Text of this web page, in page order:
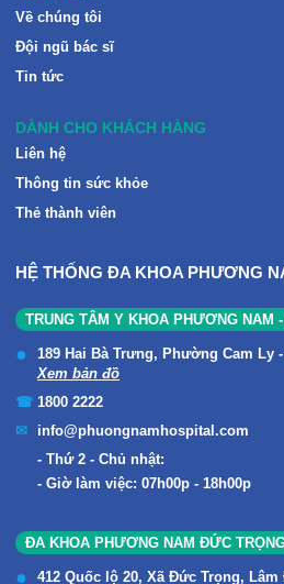
Về chúng tôi
Đội ngũ bác sĩ
Tin tức
DÀNH CHO KHÁCH HÀNG
Liên hệ
Thông tin sức khỏe
Thẻ thành viên
HỆ THỐNG ĐA KHOA PHƯƠNG
TRUNG TÂM Y KHOA PHƯƠNG NAM
189 Hai Bà Trưng, Phường Cam Ly
Xem bản đồ
1800 2222
info@phuongnamhospital.com
Thứ 2 - Chủ nhật:
Giờ làm việc: 07h00p - 18h00p
ĐA KHOA PHƯƠNG NAM ĐỨC
412 Quốc lộ 20, Xã Đức Trọng, Lâm